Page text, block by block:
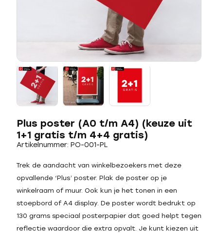
Plus poster (A0 t/m A4) (keuze uit
1+1 gratis t/m 4+4 gratis)
Artikelnummer: PO-001-PL
Trek de aandacht van winkelbezoekers met deze
opvallende ‘Plus’ poster. Plak de poster op je
winkelraam of muur. Ook kun je het tonen in een
stoepbord of A4 display. De poster wordt bedrukt op
130 grams speciaal posterpapier dat goed helpt tegen
reflectie waardoor die extra opvalt. Je kunt kiezen uit